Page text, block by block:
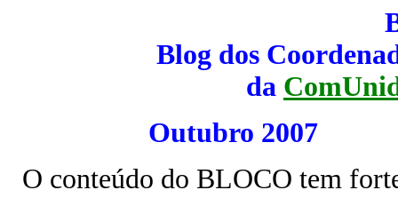
Blog dos
da
Outubro
O conteúdo do BLOCO tem